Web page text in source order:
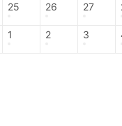
25 26 27
1 2 3